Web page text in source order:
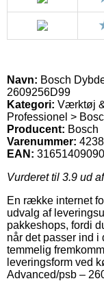
Navn: Bosch
2609256D99
Kategori: Værktøj
Professionel >
Producent: Bosch
Varenummer:
EAN:
Vurderet til 3.9 ud
En række internet
udvalg af
pakkeshops, fordi
når det passer ind i
temmelig
leveringsform ved
Advanced/psb –